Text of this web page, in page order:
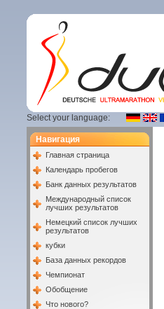
Select your language:
Навигация
Главная страница
Календарь пробегов
Банк данных результатов
Международный список
лучших результатов
Немецкий список лучших
результатов
кубки
База данных рекордов
Чемпионат
Обобщение
Что нового?